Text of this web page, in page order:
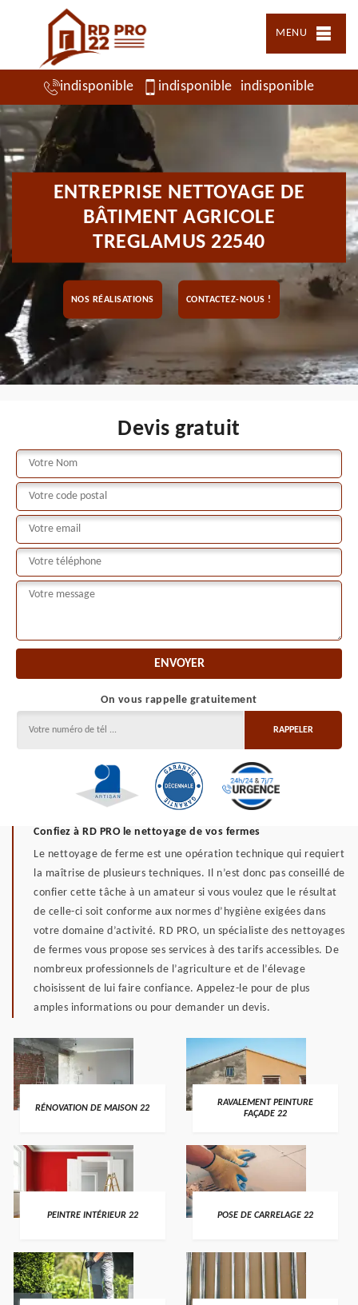
MENU
indisponible indisponible indisponible
ENTREPRISE NETTOYAGE DE
BÂTIMENT AGRICOLE
TREGLAMUS 22540
NOS RÉALISATIONS CONTACTEZ-NOUS !
Devis gratuit
On vous rappelle gratuitement
Confiez à RD PRO le nettoyage de vos fermes
Le nettoyage de ferme est une opération technique qui requiert
la maîtrise de plusieurs techniques. Il n’est donc pas conseillé de
confier cette tâche à un amateur si vous voulez que le résultat
de celle-ci soit conforme aux normes d’hygiène exigées dans
votre domaine d’activité. RD PRO, un spécialiste des nettoyages
de fermes vous propose ses services à des tarifs accessibles. De
nombreux professionnels de l’agriculture et de l’élevage
choisissent de lui faire confiance. Appelez-le pour de plus
amples informations ou pour demander un devis.
RÉNOVATION DE MAISON 22
RAVALEMENT PEINTURE
FAÇADE 22
PEINTRE INTÉRIEUR 22 POSE DE CARRELAGE 22